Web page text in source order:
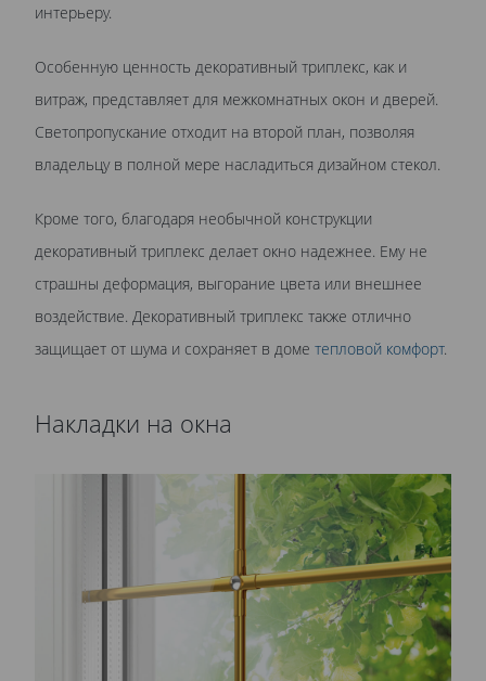
интерьеру.
Особенную ценность декоративный триплекс, как и
витраж, представляет для межкомнатных окон и дверей.
Светопропускание отходит на второй план, позволяя
владельцу в полной мере насладиться дизайном стекол.
Кроме того, благодаря необычной конструкции
декоративный триплекс делает окно надежнее. Ему не
страшны деформация, выгорание цвета или внешнее
воздействие. Декоративный триплекс также отлично
защищает от шума и сохраняет в доме тепловой комфорт.
Накладки на окна